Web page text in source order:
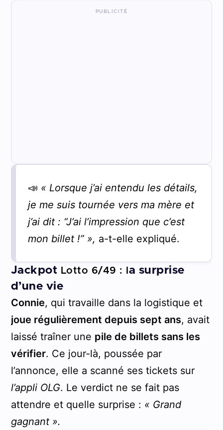
📣 « Lorsque j’ai entendu les détails,
je me suis tournée vers ma mère et
j’ai dit : “J’ai l’impression que c’est
mon billet !” », a-t-elle expliqué.
Jackpot Lotto 6/49 : l a surprise
d’une vie
Connie, qui travaille dans la logistique et
joue régulièrement depuis sept ans, avait
laissé traîner une pile de billets sans les
vérifier. Ce jour-là, poussée par
l’annonce, elle a scanné ses tickets sur
l’appli OLG. Le verdict ne se fait pas
attendre et quelle surprise : « Grand
gagnant ».